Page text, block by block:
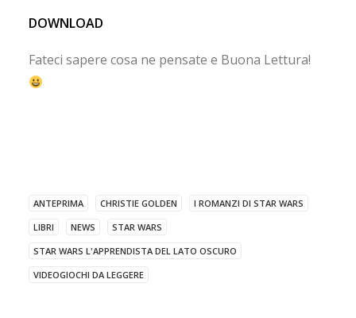
DOWNLOAD
Fateci sapere cosa ne pensate e Buona Lettura!
ANTEPRIMA CHRISTIE GOLDEN
I ROMANZI DI STAR WARS
LIBRI
NEWS
STAR WARS
STAR WARS L'APPRENDISTA DEL LATO OSCURO
VIDEOGIOCHI DA LEGGERE